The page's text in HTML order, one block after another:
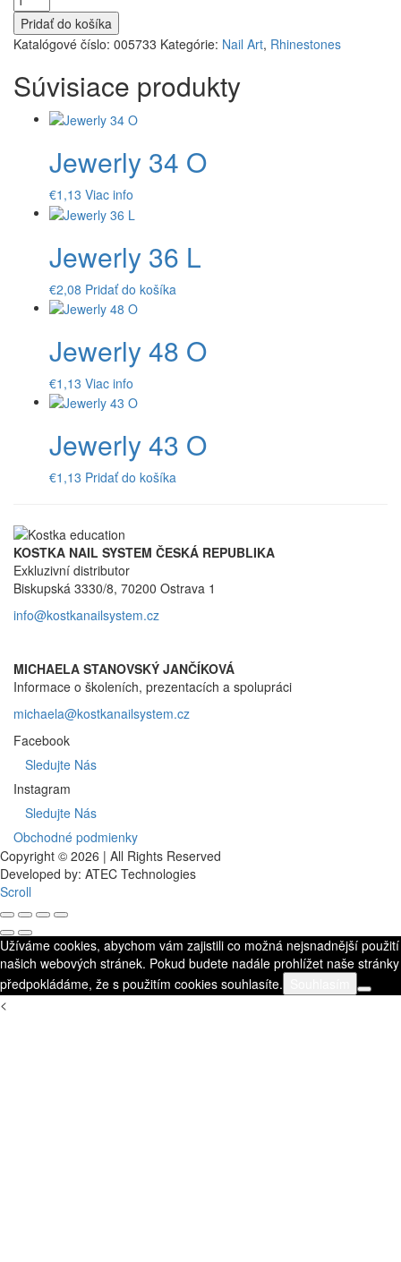
Black
SS5
Pridať do košíka
Katalógové číslo: 005733 Kategórie: Nail Art, Rhinestones
Súvisiace produkty
Jewerly 34 O
€1,13 Viac info
Jewerly 36 L
€2,08 Pridať do košíka
Jewerly 48 O
€1,13 Viac info
Jewerly 43 O
€1,13 Pridať do košíka
KOSTKA NAIL SYSTEM ČESKÁ REPUBLIKA
Exkluzivní distributor
Biskupská 3330/8, 70200 Ostrava 1
info@kostkanailsystem.cz
MICHAELA STANOVSKÝ JANČÍKOVÁ
Informace o školeních, prezentacích a spolupráci
michaela@kostkanailsystem.cz
Facebook
Sledujte Nás
Instagram
Sledujte Nás
Obchodné podmienky
Copyright © 2026 | All Rights Reserved
Developed by: ATEC Technologies
Scroll
Užíváme cookies, abychom vám zajistili co možná nejsnadnější použití
našich webových stránek. Pokud budete nadále prohlížet naše stránky
předpokládáme, že s použitím cookies souhlasíte.
<